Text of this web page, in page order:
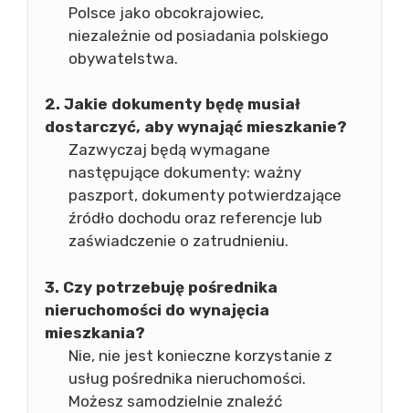
Polsce jako obcokrajowiec,
niezależnie od posiadania polskiego
obywatelstwa.
2. Jakie dokumenty będę musiał
dostarczyć, aby wynająć mieszkanie?
Zazwyczaj będą wymagane
następujące dokumenty: ważny
paszport, dokumenty potwierdzające
źródło dochodu oraz referencje lub
zaświadczenie o zatrudnieniu.
3. Czy potrzebuję pośrednika
nieruchomości do wynajęcia
mieszkania?
Nie, nie jest konieczne korzystanie z
usług pośrednika nieruchomości.
Możesz samodzielnie znaleźć